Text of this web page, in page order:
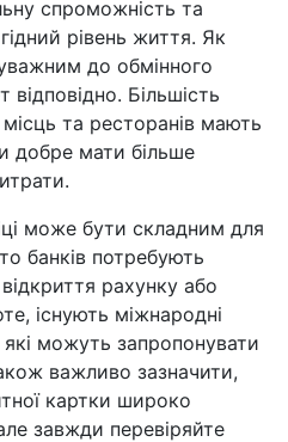
спроможність та
рівень життя. Як
до обмінного
Більшість
та ресторанів мають
добре мати більше
може бути складним для
банків потребують
рахунку або
існують міжнародні
які можуть запропонувати
важливо зазначити,
картки широко
завжди перевіряйте